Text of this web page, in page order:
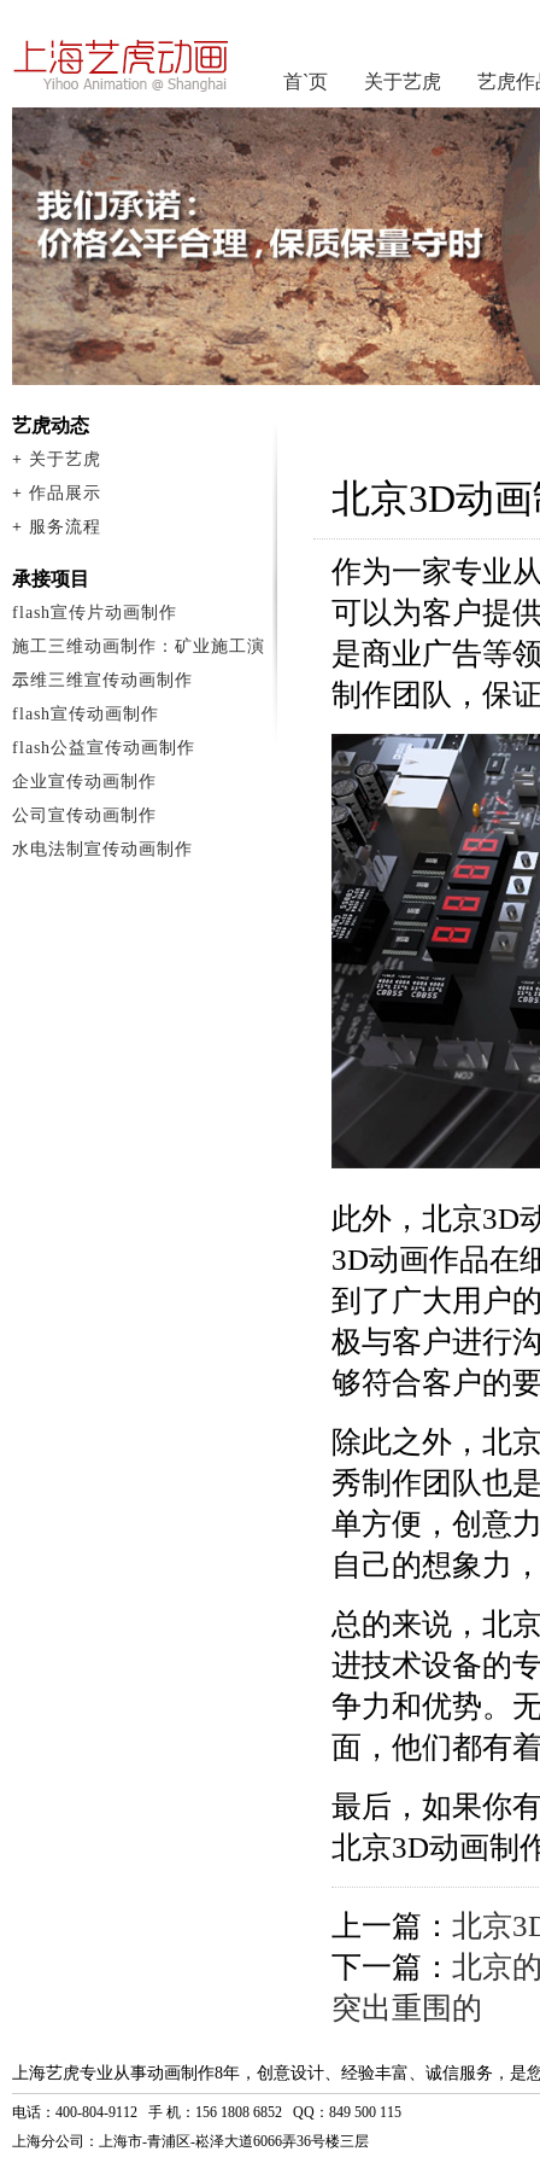
首`页 关于艺虎 艺虎作
北京3D动
作为一家专业
可以为客户提
是商业广告等
制作团队，保
此外，北京3D
3D动画作品在
到了广大用户
极与客户进行
够符合客户的
除此之外，北
秀制作团队也
单方便，创意
自己的想象力
总的来说，北
进技术设备的
争力和优势。
面，他们都有
最后，如果你
北京3D动画制
上一篇： 北京
下一篇： 北京
突出重围的
艺虎动态
+ 关于艺虎
+ 作品展示
+ 服务流程
承接项目
flash宣传片动画制作
施工三维动画制作：矿业施工演
示
二维三维宣传动画制作
flash宣传动画制作
flash公益宣传动画制作
企业宣传动画制作
公司宣传动画制作
水电法制宣传动画制作
上海艺虎专业从事动画制作8年，创意设计、经验丰富、诚信服务，是
电话：400-804-9112 手 机：156 1808 6852 QQ：849 500 115
上海分公司：上海市-青浦区-崧泽大道6066弄36号楼三层